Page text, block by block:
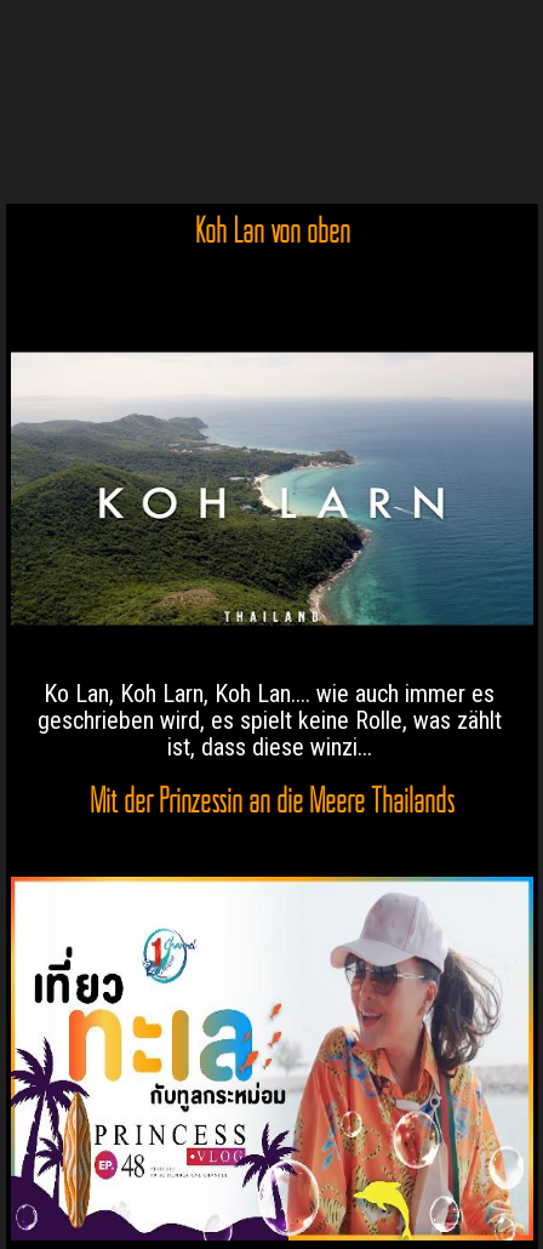
Koh Lan von oben
Ko Lan, Koh Larn, Koh Lan.... wie auch immer es
geschrieben wird, es spielt keine Rolle, was zählt
ist, dass diese winzi...
Mit der Prinzessin an die Meere Thailands